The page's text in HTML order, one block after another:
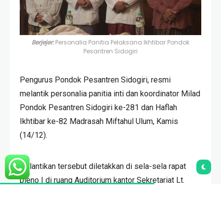
Berjejer:Personalia Panitia Pelaksana Ikhtibar Pondok
Pesantren Sidogiri
Pengurus Pondok Pesantren Sidogiri, resmi
melantik personalia panitia inti dan koordinator Milad
Pondok Pesantren Sidogiri ke-281 dan Haflah
Ikhtibar ke-82 Madrasah Miftahul Ulum, Kamis
(14/12).
Pelantikan tersebut diletakkan di sela-sela rapat
pleno I di ruang Auditorium kantor Sekretariat Lt.